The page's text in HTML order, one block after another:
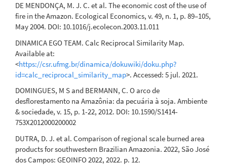
DE MENDONÇA, M. J. C. et al. The economic cost of the use of
fire in the Amazon. Ecological Economics, v. 49, n. 1, p. 89–105,
May 2004. DOI: 10.1016/j.ecolecon.2003.11.011
DINAMICA EGO TEAM. Calc Reciprocal Similarity Map.
Available at:
<https://csr.ufmg.br/dinamica/dokuwiki/doku.php?
id=calc_reciprocal_similarity_map>. Accessed: 5 jul. 2021.
DOMINGUES, M S and BERMANN, C. O arco de
desflorestamento na Amazônia: da pecuária à soja. Ambiente
& sociedade, v. 15, p. 1-22, 2012. DOI: 10.1590/S1414-
753X2012000200002
DUTRA, D. J. et al. Comparison of regional scale burned area
products for southwestern Brazilian Amazonia. 2022, São José
dos Campos: GEOINFO 2022, 2022. p. 12.